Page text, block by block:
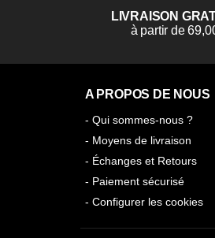
LIVRAISON
à partir de
A PROPOS DE NOUS
- Qui sommes-nous ?
- Moyens de livraison
- Échanges et Retours
- Paiement sécurisé
- Configurer les cookies